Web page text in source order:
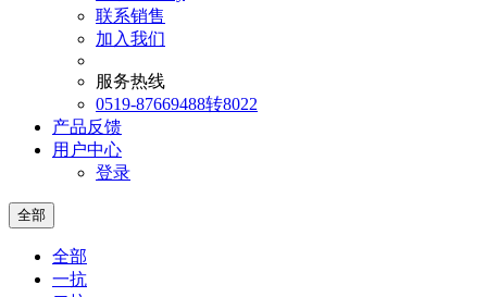
联系销售
加入我们
服务热线
0519-87669488转8022
产品反馈
用户中心
登录
全部
全部
一抗